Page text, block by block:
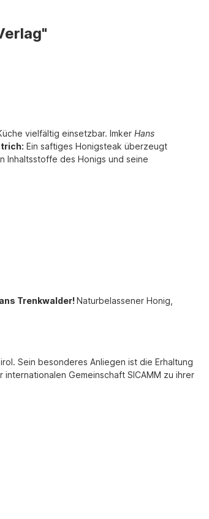
vielfältig einsetzbar. Imker Hans
Ein saftiges Honigsteak überzeugt
Inhaltsstoffe des Honigs und seine
Trenkwalder!Naturbelassener Honig,
Sein besonderes Anliegen ist die Erhaltung
Gemeinschaft SICAMM zu ihrer